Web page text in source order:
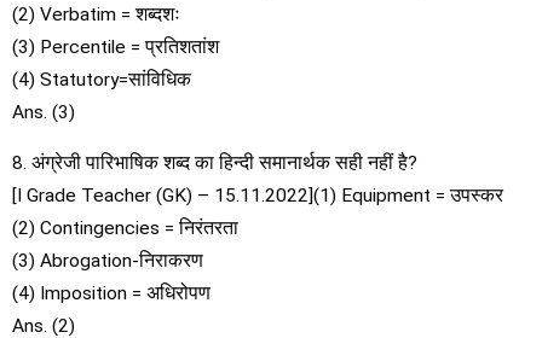
(2) Verbatim = शब्दशः
(3) Percentile = प्रतिशतांश
(4) Statutory=सांविधिक
Ans. (3)
8. अंग्रेजी पारिभाषिक शब्द का हिन्दी समानार्थक सही नहीं है?
[I Grade Teacher (GK) – 15.11.2022](1) Equipment = उपस्कर
(2) Contingencies = निरंतरता
(3) Abrogation-निराकरण
(4) Imposition = अधिरोपण
Ans. (2)